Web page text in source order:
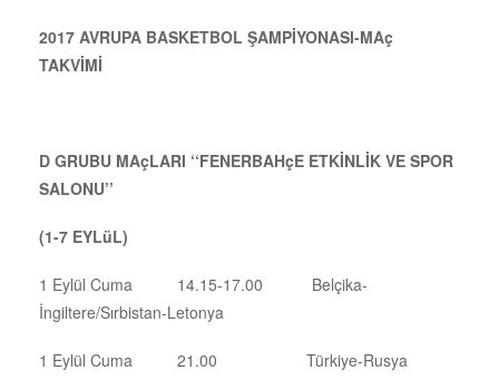
2017 AVRUPA BASKETBOL ŞAMPİYONASI-MAç
TAKVİMİ
D GRUBU MAçLARI ‘‘FENERBAHçE ETKİNLİK VE SPOR
SALONU’’
(1-7 EYLüL)
1 Eylül Cuma 14.15-17.00 Belçika-
İngiltere/Sırbistan-Letonya
1 Eylül Cuma 21.00 Türkiye-Rusya